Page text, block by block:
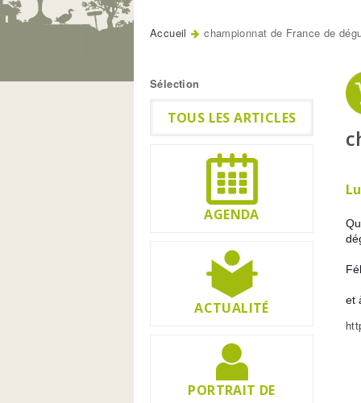
Accueil championnat de France de
et
Sélection
TOUS LES ARTICLES
AGENDA
ACTUALITÉ
PORTRAIT DE